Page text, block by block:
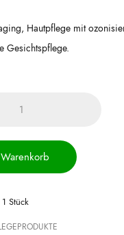
Hautpflege mit
Gesichtspflege.
Stück